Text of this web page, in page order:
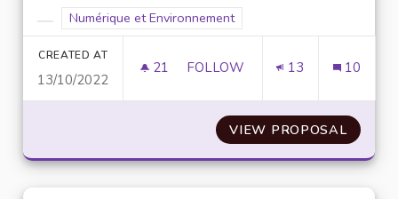
Filter results for category:
Filter results for scope: Numérique et Environnement
Numérique et Environnement
CREATED AT
13/10/2022
21 21 FOLLOWERS
FOLLOW 13 10
VIEW PROPOSAL